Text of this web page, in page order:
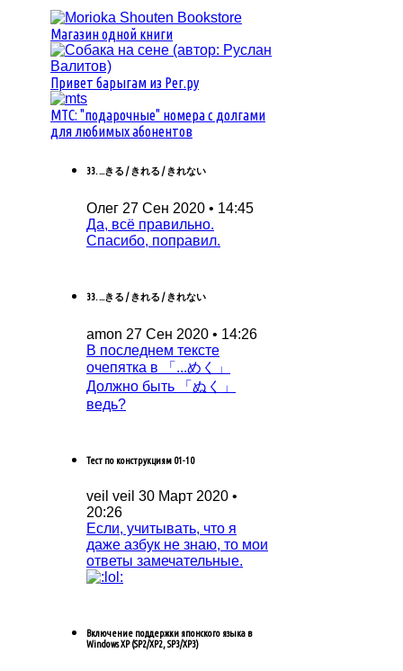
Магазин одной книги
Привет барыгам из Рег.ру
MTC: "подарочные" номера с долгами
для любимых абонентов
33. ...きる / きれる / きれない
Олег 27 Сен 2020 • 14:45
Да, всё правильно.
Спасибо, поправил.
33. ...きる / きれる / きれない
amon 27 Сен 2020 • 14:26
В последнем тексте
очепятка в 「...めく」
Должно быть 「ぬく」
ведь?
Тест по конструкциям 01-10
veil veil 30 Март 2020 •
20:26
Если, учитывать, что я
даже азбук не знаю, то мои
ответы замечательные.
Включение поддержки японского языка в
Windows XP (SP2/XP2, SP3/XP3)